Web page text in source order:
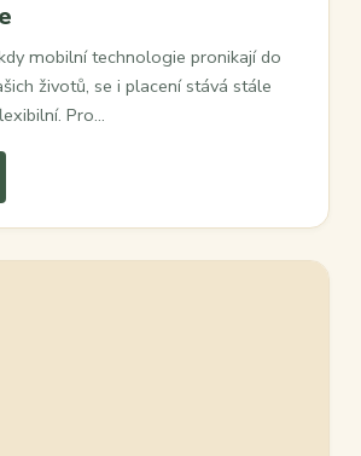
mobilní technologie pronikají do
životů, se i placení stává stále
Pro…